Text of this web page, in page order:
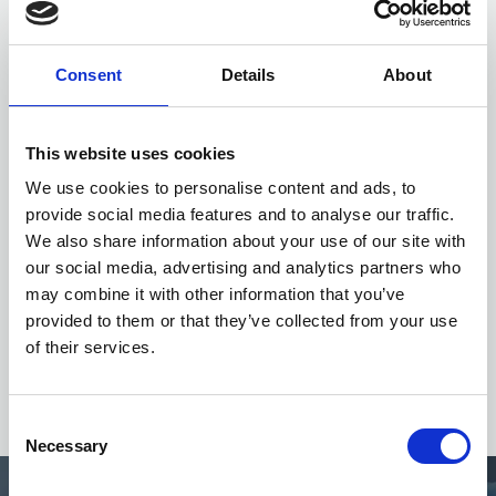
Consent Details About
This website uses cookies
We use cookies to personalise content and ads, to
provide social media features and to analyse our traffic.
We also share information about your use of our site with
our social media, advertising and analytics partners who
may combine it with other information that you’ve
provided to them or that they’ve collected from your use
of their services.
Selection
Necessary